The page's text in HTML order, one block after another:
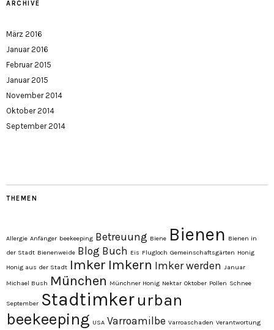
ARCHIVE
März 2016
Januar 2016
Februar 2015
Januar 2015
November 2014
Oktober 2014
September 2014
THEMEN
Allergie Anfänger beekeeping Betreuung Biene Bienen Bienen in
der Stadt Bienenweide Blog Buch Eis Flugloch Gemeinschaftsgärten Honig
Honig aus der Stadt Imker Imkern Imker werden Januar
Michael Bush München Münchner Honig Nektar Oktober Pollen Schnee
September Stadtimkerurban
beekeeping USA Varroamilbe Varroaschaden Verantwortung